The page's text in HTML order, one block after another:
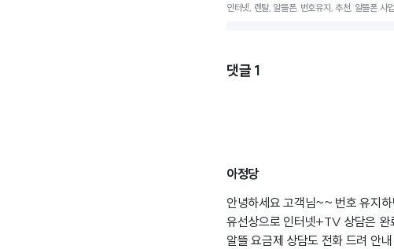
인터넷, 렌탈, 알뜰폰, 번호유지, 추천, 알뜰폰 사
댓글 1
아정당
안녕하세요 고객님~~ 번호 유지
유선상으로 인터넷+TV 상담은 완
알뜰 요금제 상담도 전화 드려 안